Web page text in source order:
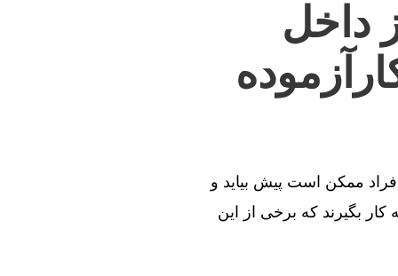
داخل
ممکن است پیش بیاید و
بگیرند که برخی از این